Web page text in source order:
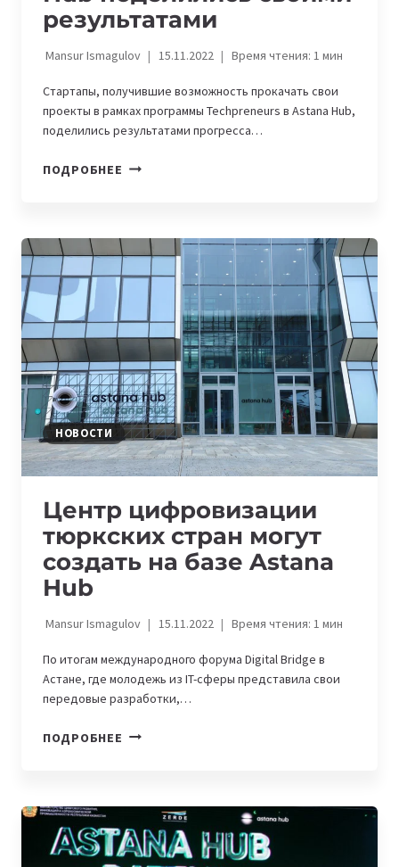
результатами
Mansur Ismagulov 15.11.2022 Время чтения: 1мин
Стартапы, получившие возможность прокачать свои
проекты в рамках программы Techpreneurs в Astana Hub,
поделились результатами прогресса…
ПОДРОБНЕЕ УЧАСТНИКИ
ASTANA
HUB
ПОДЕЛИЛИСЬ
СВОИМИ
РЕЗУЛЬТАТАМИ
НОВОСТИ
Центр цифровизации
тюркских стран могут
создать на базе Astana
Hub
Mansur Ismagulov 15.11.2022 Время чтения: 1мин
По итогам международного форума Digital Bridge в
Астане, где молодежь из IT-сферы представила свои
передовые разработки,…
ПОДРОБНЕЕ ЦЕНТР
МОГУТ
СОЗДАТЬ
НА